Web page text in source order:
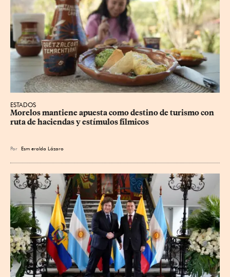
ESTADOS
Morelos mantiene apuesta como destino de turismo con
ruta de haciendas y estímulos fílmicos
Por Esm eralda Lázaro